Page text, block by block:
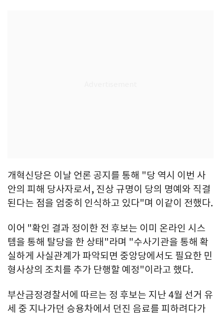
개혁신당은 이날 언론 공지를 통해 "당 역시 이번 사
안의 피해 당사자로서, 진상 규명이 당의 명예와 직결
된다는 점을 엄중히 인식하고 있다"며 이같이 전했다.
이어 "확인 결과 정이한 전 후보는 이미 온라인 시스
템을 통해 탈당을 한 상태"라며 "수사기관을 통해 확
실하게 사실관계가 파악되면 중앙당에서도 필요한 민
형사상의 조치를 추가 단행할 예정"이라고 했다.
부산금정경찰서에 따르는 정 후보는 지난 4월 선거 유
세 중 지나가던 승용차에서 던진 음료를 피하려다가